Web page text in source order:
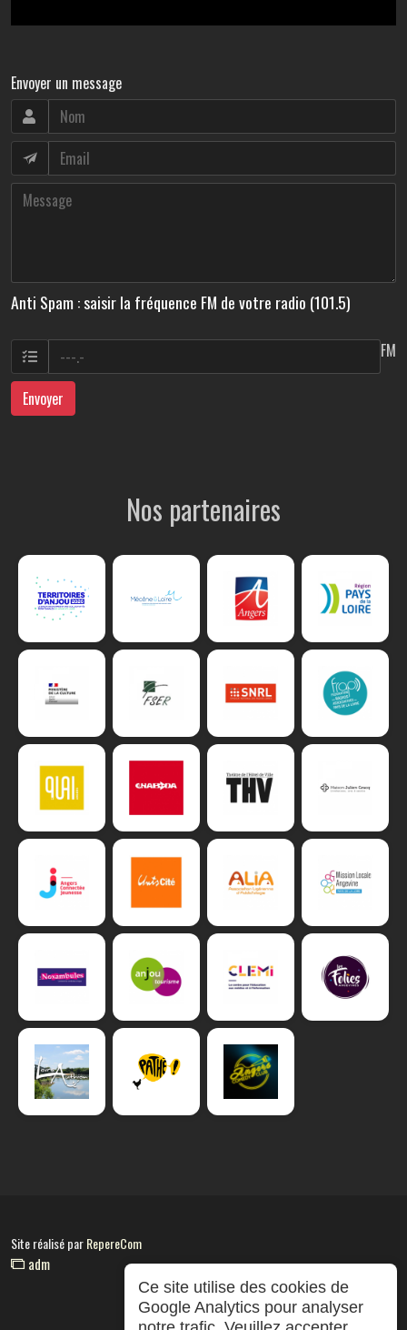
Envoyer un message
Anti Spam : saisir la fréquence FM de votre radio (101.5)
FM
Envoyer
Nos partenaires
Site réalisé parRepereCom
adm
Ce site utilise des cookies de
Google Analytics pour analyser